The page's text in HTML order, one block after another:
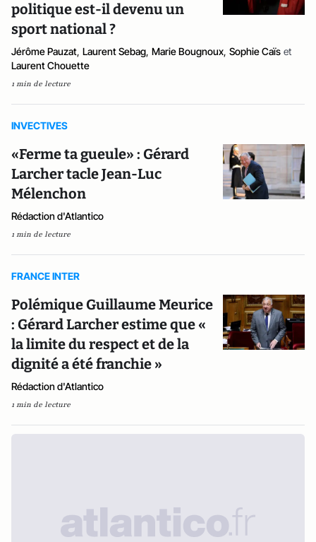
politique est-il devenu un
sport national ?
Jérôme Pauzat, Laurent Sebag, Marie Bougnoux, Sophie Caïs et
Laurent Chouette
1 min de lecture
INVECTIVES
«Ferme ta gueule» : Gérard
Larcher tacle Jean-Luc
Mélenchon
Rédaction d'Atlantico
1 min de lecture
FRANCE INTER
Polémique Guillaume Meurice
: Gérard Larcher estime que «
la limite du respect et de la
dignité a été franchie »
Rédaction d'Atlantico
1 min de lecture